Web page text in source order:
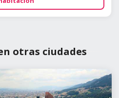
otras ciudades